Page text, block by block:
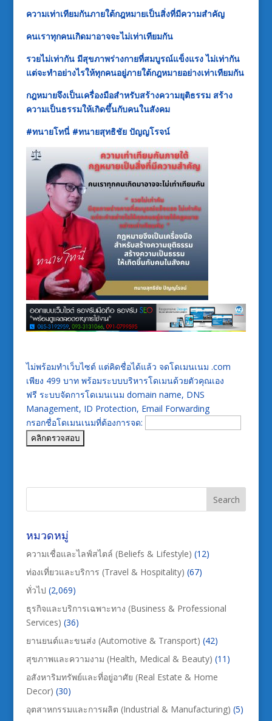
ความเท่าเทียมกันภายใต้กฎหมายเป็นสิ่งที่มีความสำคัญ
คนเราทุกคนเกิดมาอาจจะไม่เท่าเทียมกัน
รวยไม่เท่ากัน มีสุขภาพร่างกายที่สมบูรณ์แข็งแรง ไม่เท่ากัน
แต่จะทำอย่างไรให้ทุกคนอยู่ภายใต้กฎหมายอย่างเท่าเทียมกัน
กฎหมายจึงเป็นเครื่องมือสำหรับสร้างความยุติธรรม สร้าง
ความเป็นธรรมให้เกิดขึ้นกับคนในสังคม
#ทนายโทนี่ #ทนายสุทธิชัย ปัญญโรจน์
ไม่พร้อมทำเว็บไซต์ แต่คิดชื่อได้แล้ว จดโดเมนเนม .com
เพียง 499 บาท พร้อมระบบบริหารโดเมนด้วยตัวคุณเอง
ฟรี ระบบจัดการโดเมนเนม domain name, DNS
Management, ID Protection, Email Forwarding
กรอกชื่อโดเมนเนมที่ต้องการจด:
หมวดหมู่
ความเชื่อและไลฟ์สไตล์ (Beliefs & Lifestyle) (12)
ท่องเที่ยวและบริการ (Travel & Hospitality) (67)
ทั่วไป (2,069)
ธุรกิจและบริการเฉพาะทาง (Business & Professional
Services) (36)
ยานยนต์และขนส่ง (Automotive & Transport) (42)
สุขภาพและความงาม (Health, Medical & Beauty) (11)
อสังหาริมทรัพย์และที่อยู่อาศัย (Real Estate & Home
Decor) (30)
อุตสาหกรรมและการผลิต (Industrial & Manufacturing) (5)